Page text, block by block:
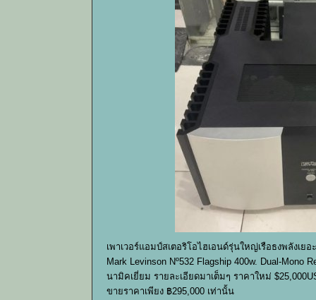
เพาเวอร์แอมป์สเตอริโอไฮเอนด์รุ่นใหญ่เรือธงพลังเย
Mark Levinson Nº532 Flagship 400w. Dual-
นามิคเยี่ยม รายละเอียดมาเต็มๆ ราคาใหม่
ขายราคาเพียง ฿295,000 เท่านั้น